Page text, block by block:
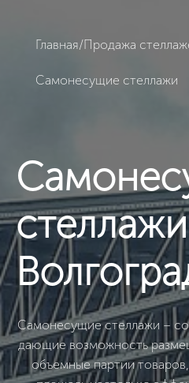
Главная/Продажа
Cамонесущие стеллажи
Самонесущие стеллажи –
дающие возможность
объемные партии